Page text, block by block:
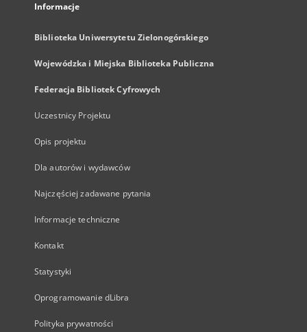
Informacje
Biblioteka Uniwersytetu Zielonogórskiego
Wojewódzka i Miejska Biblioteka Publiczna
Federacja Bibliotek Cyfrowych
Uczestnicy Projektu
Opis projektu
Dla autorów i wydawców
Najczęściej zadawane pytania
Informacje techniczne
Kontakt
Statystyki
Oprogramowanie dLibra
Polityka prywatności